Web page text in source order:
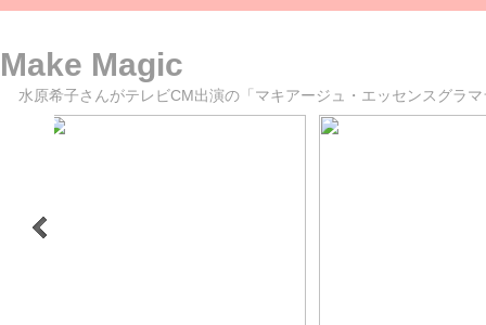
Make Magic
水原希子さんがテレビCM出演の「マキアージュ・エッセンスグラ
>